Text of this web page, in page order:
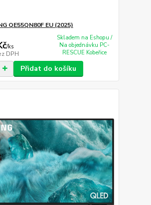
QE55QN80F EU (2025)
/ks
DPH
Skladem na Eshopu /
Na objednávku PC-
RESCUE Kobeřice
Přidat do košíku